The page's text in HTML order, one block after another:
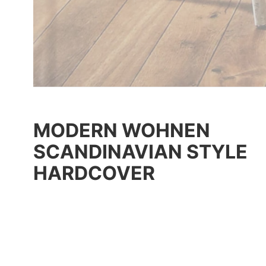
MODERN WOHNEN
SCANDINAVIAN STYLE
HARDCOVER